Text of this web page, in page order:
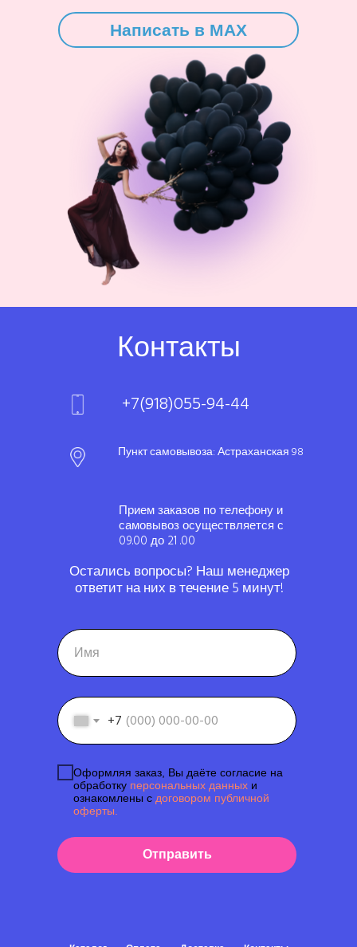
Написать в MAX
+7
Оформляя заказ, Вы даёте согласие на
обработку персональных данных и
ознакомлены с договором публичной
оферты.
Отправить
Контакты
Пункт самовывоза: Астраханская 98
+7(918)055-94-44
Прием заказов по телефону и
самовывоз осуществляется с
09.00 до 21 .00
Остались вопросы? Наш менеджер
ответит на них в течение 5 минут!